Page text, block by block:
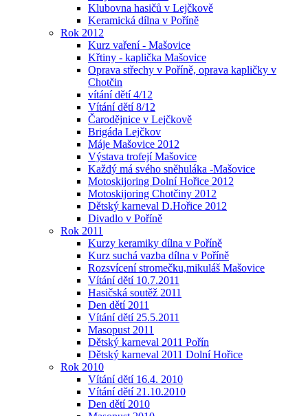
Klubovna hasičů v Lejčkově
Keramická dílna v Poříně
Rok 2012
Kurz vaření - Mašovice
Křtiny - kaplička Mašovice
Oprava střechy v Poříně, oprava kapličky v
Chotčin
vítání dětí 4/12
Vítání dětí 8/12
Čarodějnice v Lejčkově
Brigáda Lejčkov
Máje Mašovice 2012
Výstava trofejí Mašovice
Každý má svého sněhuláka -Mašovice
Motoskijoring Dolní Hořice 2012
Motoskijoring Chotčiny 2012
Dětský karneval D.Hořice 2012
Divadlo v Poříně
Rok 2011
Kurzy keramiky dílna v Poříně
Kurz suchá vazba dílna v Poříně
Rozsvícení stromečku,mikuláš Mašovice
Vítání dětí 10.7.2011
Hasičská soutěž 2011
Den dětí 2011
Vítání dětí 25.5.2011
Masopust 2011
Dětský karneval 2011 Pořín
Dětský karneval 2011 Dolní Hořice
Rok 2010
Vítání dětí 16.4. 2010
Vítání dětí 21.10.2010
Den dětí 2010